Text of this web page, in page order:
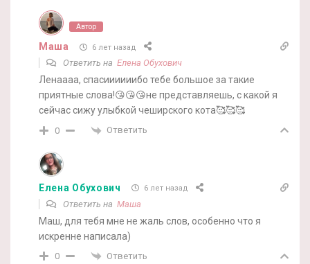
Автор
Маша 6 лет назад
Ответить на Елена Обухович
Ленаааа, спасиииииибо тебе большое за такие
приятные слова!😘😘😘не представляешь, с какой я
сейчас сижу улыбкой чеширского кота🥰🥰🥰
0 Ответить
Елена Обухович 6 лет назад
Ответить на Маша
Маш, для тебя мне не жаль слов, особенно что я
искренне написала)
0 Ответить